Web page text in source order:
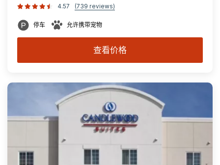
4.57 (739 reviews)
停车 允许携带宠物
查看价格